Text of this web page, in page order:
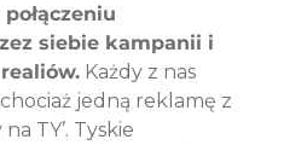
siebie kampanii i
Każdy z nas
jedną reklamę z
TY’. Tyskie